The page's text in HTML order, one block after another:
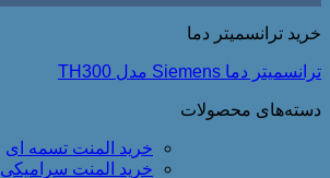
خرید ترانسمیتر دما
ترانسمیتر دما Siemens مدل TH300
دسته‌های محصولات
خرید المنت تسمه ای
خرید المنت سرامیکی